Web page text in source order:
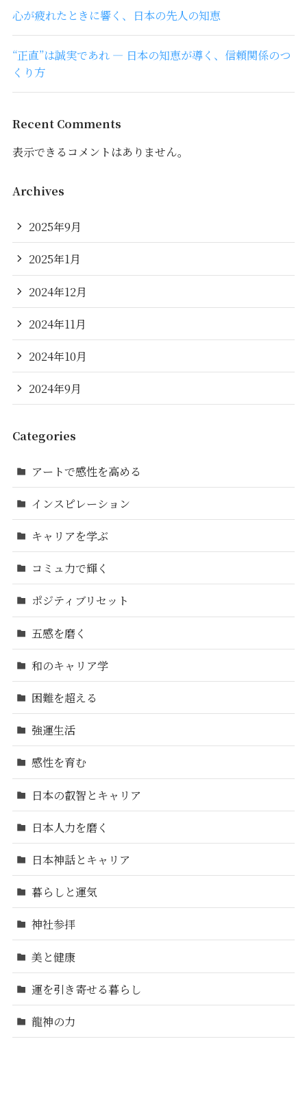
心が疲れたときに響く、日本の先人の知恵
“正直”は誠実であれ ― 日本の知恵が導く、信頼関係のつ
くり方
Recent Comments
表示できるコメントはありません。
Archives
2025年9月
2025年1月
2024年12月
2024年11月
2024年10月
2024年9月
Categories
アートで感性を高める
インスピレーション
キャリアを学ぶ
コミュ力で輝く
ポジティブリセット
五感を磨く
和のキャリア学
困難を超える
強運生活
感性を育む
日本の叡智とキャリア
日本人力を磨く
日本神話とキャリア
暮らしと運気
神社参拝
美と健康
運を引き寄せる暮らし
龍神の力